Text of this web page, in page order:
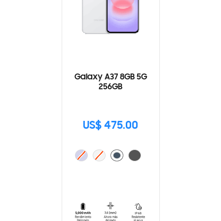
Galaxy A37 8GB 5G
256GB
US$ 475.00